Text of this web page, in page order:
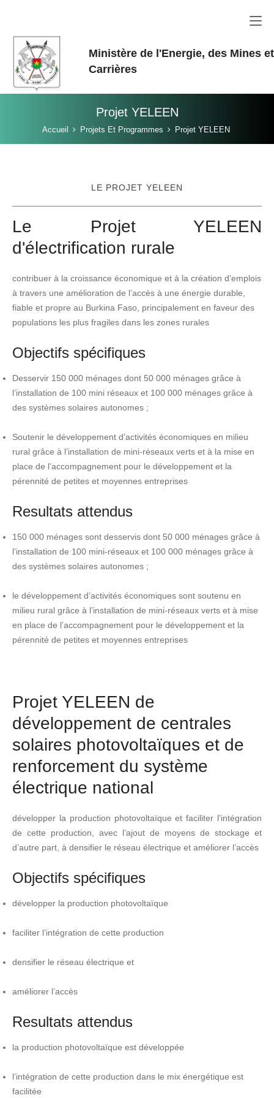
Ministère de l'Energie, des Mines
Carrières
Projet YELEEN
Vous êtes ici:
Accueil Projets Et Programmes Projet YELEEN
LE PROJET YELEEN
Le Projet YELEEN
d'électrification rurale
contribuer à la croissance économique et à la création d’emplois
à travers une amélioration de l’accès à une énergie durable,
fiable et propre au Burkina Faso, principalement en faveur des
populations les plus fragiles dans les zones rurales
Objectifs spécifiques
Desservir 150 000 ménages dont 50 000 ménages grâce à
l’installation de 100 mini réseaux et 100 000 ménages grâce à
des systèmes solaires autonomes ;
Soutenir le développement d’activités économiques en milieu
rural grâce à l’installation de mini-réseaux verts et à la mise en
place de l’accompagnement pour le développement et la
pérennité de petites et moyennes entreprises
Resultats attendus
150 000 ménages sont desservis dont 50 000 ménages grâce à
l’installation de 100 mini-réseaux et 100 000 ménages grâce à
des systèmes solaires autonomes ;
le développement d’activités économiques sont soutenu en
milieu rural grâce à l’installation de mini-réseaux verts et à mise
en place de l’accompagnement pour le développement et la
pérennité de petites et moyennes entreprises
Projet YELEEN de
développement de centrales
solaires photovoltaïques et de
renforcement du système
électrique national
développer la production photovoltaïque et faciliter l’intégration
de cette production, avec l’ajout de moyens de stockage et
d’autre part, à densifier le réseau électrique et améliorer l’accès
Objectifs spécifiques
développer la production photovoltaïque
faciliter l’intégration de cette production
densifier le réseau électrique et
améliorer l’accès
Resultats attendus
la production photovoltaïque est développée
l’intégration de cette production dans le mix énergétique est
facilitée